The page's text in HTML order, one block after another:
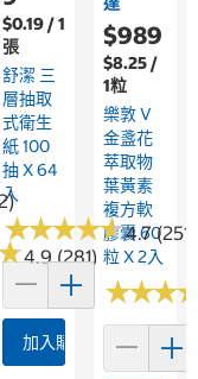
4.9 (281)
$0.19 / 1
張
舒潔 三
層抽取
式衛生
紙 100
抽 X 64
入
★★★★★
★★★★★4.7
加入購物車
$989
$8.25 /
1粒
樂敦 V
金盞花
萃取物
葉黃素
複方軟
膠囊 60
粒 X 2入
★★★
★★★